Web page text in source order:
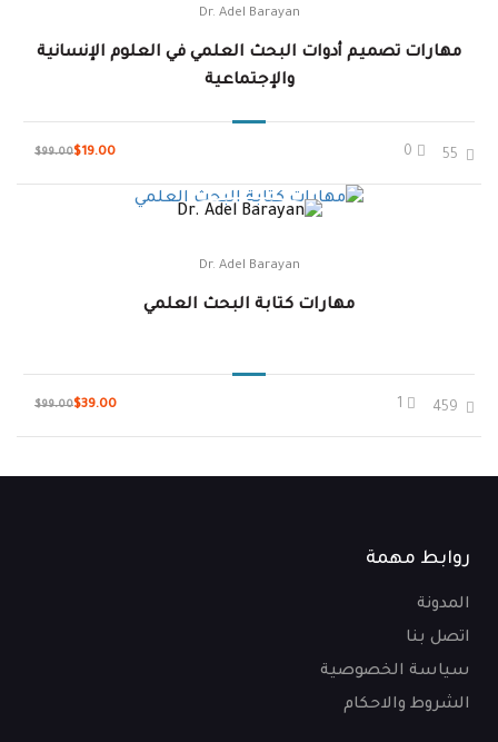
Dr. Adel Barayan
مهارات تصميم أدوات البحث العلمي في العلوم الإنسانية
والإجتماعية
0
$99.00$19.00
Dr. Adel Barayan
مهارات كتابة البحث العلمي
1
$99.00$39.00
روابط مهمة
المدونة
اتصل بنا
سياسة الخصوصية
الشروط والاحكام